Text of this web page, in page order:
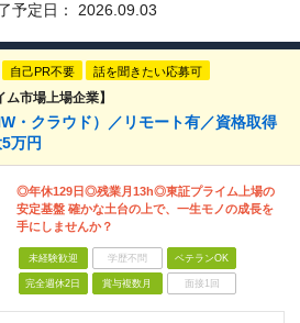
予定日： 2026.09.03
自己PR不要 話を聞きたい応募可
市場上場企業】
・クラウド）／リモート有／資格取得
万円
◎年休129日◎残業月13h◎東証プライム上場の
安定基盤 確かな土台の上で、一生モノの成長を
手にしませんか？
未経験歓迎 学歴不問 ベテランOK
完全週休2日 賞与複数月 面接1回